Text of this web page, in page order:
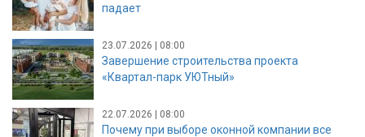
падает
23.07.2026 | 08:00
Завершение строительства проекта
«Квартал-парк УЮТный»
22.07.2026 | 08:00
Почему при выборе оконной компании все